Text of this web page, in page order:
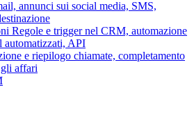
annunci sui social media, SMS,
Regole e trigger nel CRM, automazione
automatizzati, API
e riepilogo chiamate, completamento
affari